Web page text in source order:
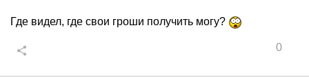
Где видел, где свои гроши получить могу?
0